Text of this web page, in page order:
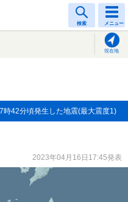
検索 メニュー
現在地
時42分頃発生した地震(最大震度1)
2023年04月16日17:45発表